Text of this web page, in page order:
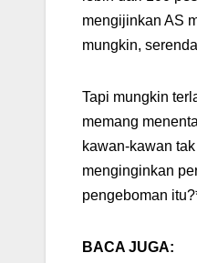
mengijinkan AS
mungkin,
Tapi mungkin
memang
kawan-kawan
menginginkan
pengeboman
BACA JUGA: